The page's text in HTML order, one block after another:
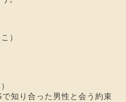
）
知り合った男性と会う約束